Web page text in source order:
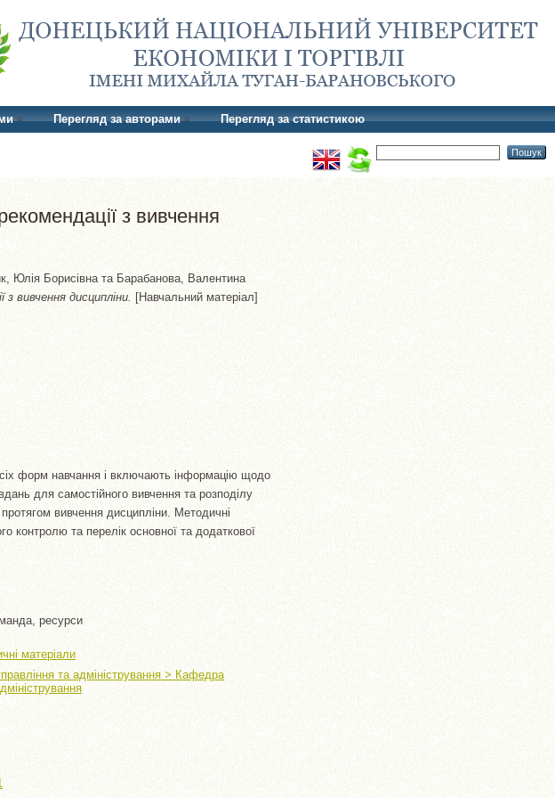
Перегляд за авторами Перегляд за статистикою
з вивчення
Юлія Борисівна та Барабанова, Валентина
вивчення дисципліни. [Навчальний матеріал]
форм навчання і включають інформацію щодо
для самостійного вивчення та розподілу
вивчення дисципліни. Методичні
контролю та перелік основної та додаткової
ресурси
матеріали
та адміністрування > Кафедра